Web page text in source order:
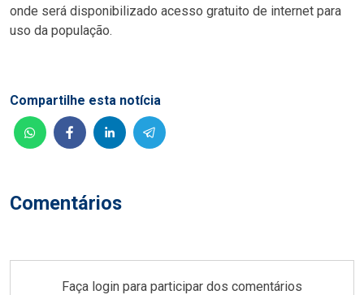
onde será disponibilizado acesso gratuito de internet para
uso da população.
Comentários
Compartilhe esta notícia
Faça login para participar dos comentários